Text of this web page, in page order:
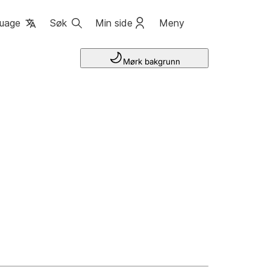
Søk Min side Meny
Mørk bakgrunn